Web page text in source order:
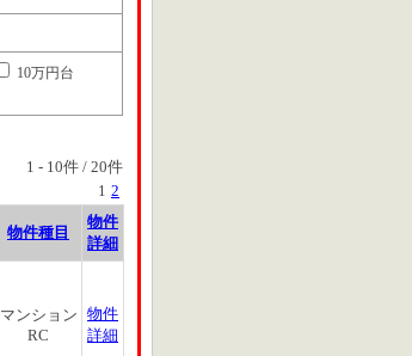
10万円台
1 - 10件 / 20件
1 2
物件種目
物件
詳細
マンション
RC
物件
詳細